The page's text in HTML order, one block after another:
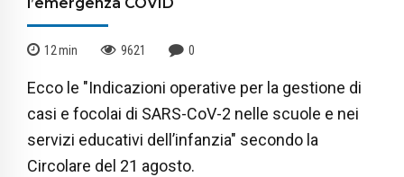
12min 9621 0
Ecco le "Indicazioni operative per la gestione di
casi e focolai di SARS-CoV-2 nelle scuole e nei
servizi educativi dell’infanzia" secondo la
Circolare del 21 agosto.